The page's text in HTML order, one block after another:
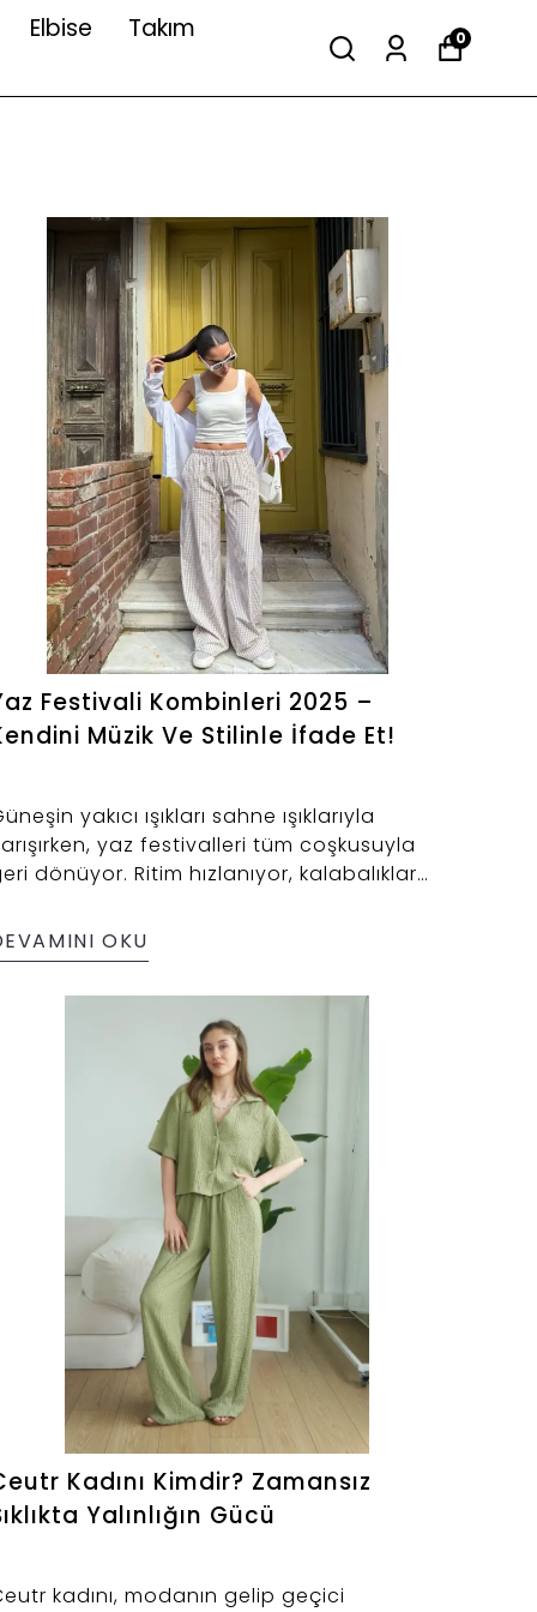
Elbise
Takım
0
Festivali Kombinleri 2025 –
Müzik Ve Stilinle İfade Et!
yakıcı ışıkları sahne ışıklarıyla
yaz festivalleri tüm coşkusuyla
dönüyor. Ritim hızlanıyor, kalabalıklar
bu atmosferde yalnızca müzik değil,
de konuşuyor.
OKU
Kadını Kimdir? Zamansız
Yalınlığın Gücü
kadını, modanın gelip geçici